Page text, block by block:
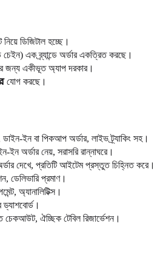
ডিজিটাল হচ্ছে।
এক ব্র্যান্ডে অর্ডার একত্রিত করছে।
জন্য একীভূত অ্যাপ দরকার।
যোগ করছে।
ইন বা পিকআপ অর্ডার, লাইভ ট্র্যাকিং সহ।
ইন অর্ডার নেয়, সরাসরি রান্নাঘরে।
দেখে, প্রতিটি আইটেম প্রস্তুত চিহ্নিত করে।
প্রমাণ।
অ্যানালিটিক্স।
ঐচ্ছিক টেবিল রিজার্ভেশন।